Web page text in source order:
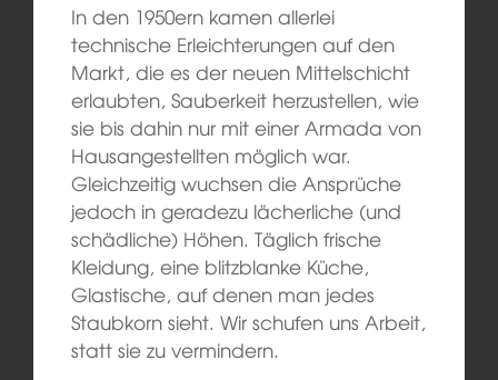
In den 1950ern kamen allerlei
technische Erleichterungen auf den
Markt, die es der neuen Mittelschicht
erlaubten, Sauberkeit herzustellen, wie
sie bis dahin nur mit einer Armada von
Hausangestellten möglich war.
Gleichzeitig wuchsen die Ansprüche
jedoch in geradezu lächerliche (und
schädliche) Höhen. Täglich frische
Kleidung, eine blitzblanke Küche,
Glastische, auf denen man jedes
Staubkorn sieht. Wir schufen uns Arbeit,
statt sie zu vermindern.